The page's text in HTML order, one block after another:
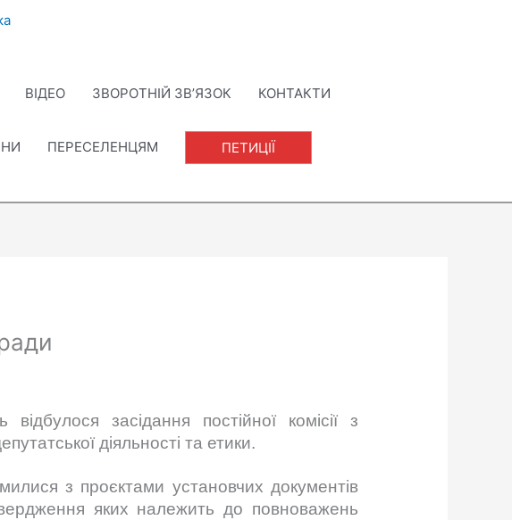
ВІДЕО ЗВОРОТНІЙ ЗВ’ЯЗОК КОНТАКТИ
ПЕРЕСЕЛЕНЦЯМ ПЕТИЦІЇ
засідання постійної комісії з
діяльності та етики.
з проєктами установчих документів
яких належить до повноважень